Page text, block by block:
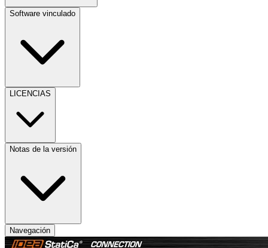
Software vinculado
LICENCIAS
Notas de la versión
Navegación